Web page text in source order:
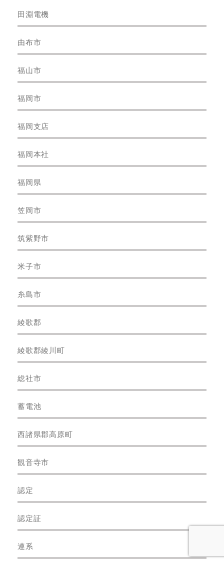
田淵電機
由布市
福山市
福岡市
福岡支店
福岡本社
福岡県
笠岡市
筑紫野市
米子市
糸島市
綾歌郡
綾歌郡綾川町
総社市
蓄電池
西諸県郡高原町
観音寺市
認定
認定証
連系